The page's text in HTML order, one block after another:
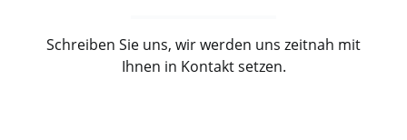
Schreiben Sie uns, wir werden uns zeitnah mit
Ihnen in Kontakt setzen.